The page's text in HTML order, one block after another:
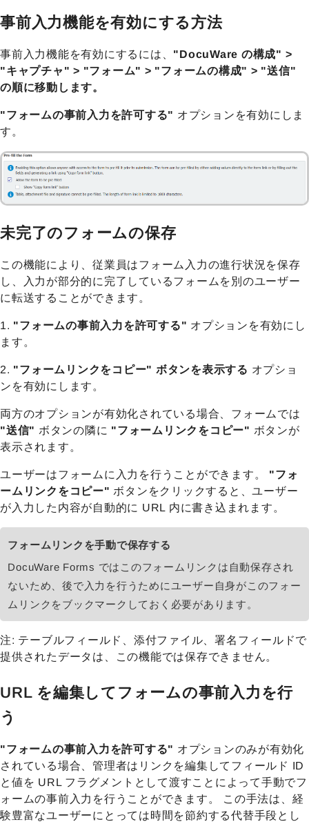
事前入力機能を有効にする方法
事前入力機能を有効にするには、 "DocuWare の構成" >
"キャプチャ" > "フォーム" > "フォームの構成" > "送信"
の順に移動します。
"フォームの事前入力を許可する" オプションを有効にしま
す。
未完了のフォームの保存
この機能により、従業員はフォーム入力の進行状況を保存
し、入力が部分的に完了しているフォームを別のユーザー
に転送することができます。
1. "フォームの事前入力を許可する" オプションを有効にし
ます。
2. "フォームリンクをコピー" ボタンを表示する オプショ
ンを有効にします。
両方のオプションが有効化されている場合、フォームでは
"送信" ボタンの隣に "フォームリンクをコピー" ボタンが
表示されます。
ユーザーはフォームに入力を行うことができます。 "フォ
ームリンクをコピー" ボタンをクリックすると、ユーザー
が入力した内容が自動的に URL 内に書き込まれます。
フォームリンクを手動で保存する
DocuWare Forms ではこのフォームリンクは自動保存され
ないため、後で入力を行うためにユーザー自身がこのフォー
ムリンクをブックマークしておく必要があります。
注: テーブルフィールド、添付ファイル、署名フィールドで
提供されたデータは、この機能では保存できません。
URL を編集してフォームの事前入力を行
う
"フォームの事前入力を許可する" オプションのみが有効化
されている場合、管理者はリンクを編集してフィールド ID
と値を URL フラグメントとして渡すことによって手動でフ
ォームの事前入力を行うことができます。 この手法は、経
験豊富なユーザーにとっては時間を節約する代替手段とし